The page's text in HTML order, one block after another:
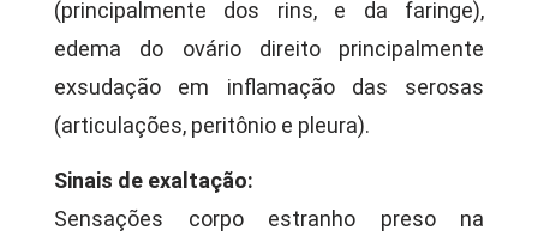
(principalmente dos rins, e da faringe),
edema do ovário direito principalmente
exsudação em inflamação das serosas
(articulações, peritônio e pleura).
Sinais de exaltação:
Sensações corpo estranho preso na